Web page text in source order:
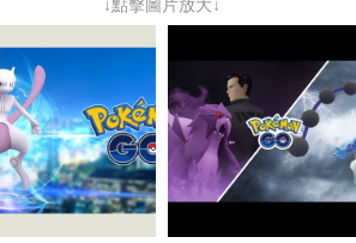
↓點擊圖片放大↓